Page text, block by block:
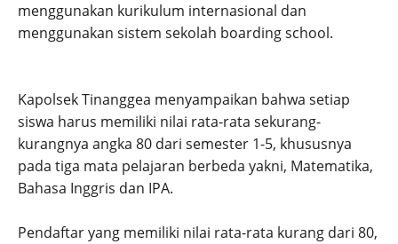
menggunakan kurikulum internasional dan
menggunakan sistem sekolah boarding school.
Kapolsek Tinanggea menyampaikan bahwa setiap
siswa harus memiliki nilai rata-rata sekurang-
kurangnya angka 80 dari semester 1-5, khususnya
pada tiga mata pelajaran berbeda yakni, Matematika,
Bahasa Inggris dan IPA.
Pendaftar yang memiliki nilai rata-rata kurang dari 80,